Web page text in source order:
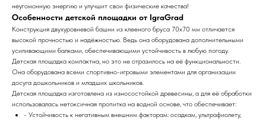
неугомонную энергию и улучшит свои физические качества!
Особенности детской площадки от IgraGrad
Конструкция двухуровневой башни из клееного бруса 70х70 мм отличается
высокой прочностью и надёжностью. Ведь она оборудована дополнительными
усиливающими балками, обеспечивающими устойчивость в любую погоду.
Детская площадка компактна, но это не отразилось на её функциональности.
Она оборудована всеми спортивно-игровыми элементами для организации
досуга дошкольников и младших школьников.
Детская площадка изготовлена из износостойкой древесины, а для её обработки
использовалась нетоксичная пропитка на водной основе, что обеспечивает:
- Устойчивость к негативным внешним факторам: осадкам, ультрафиолету,